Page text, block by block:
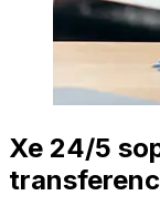
Xe 24/5